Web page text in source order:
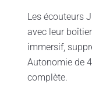
Les écouteurs
avec leur
immersif,
Autonomie de
complète.